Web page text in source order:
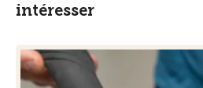
intéresser